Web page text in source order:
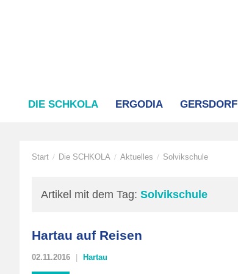
DIE SCHKOLA ERGODIA GERSDORF
Start / Die SCHKOLA / Aktuelles / Solvikschule
Artikel mit dem Tag: Solvikschule
Hartau auf Reisen
02.11.2016 Hartau